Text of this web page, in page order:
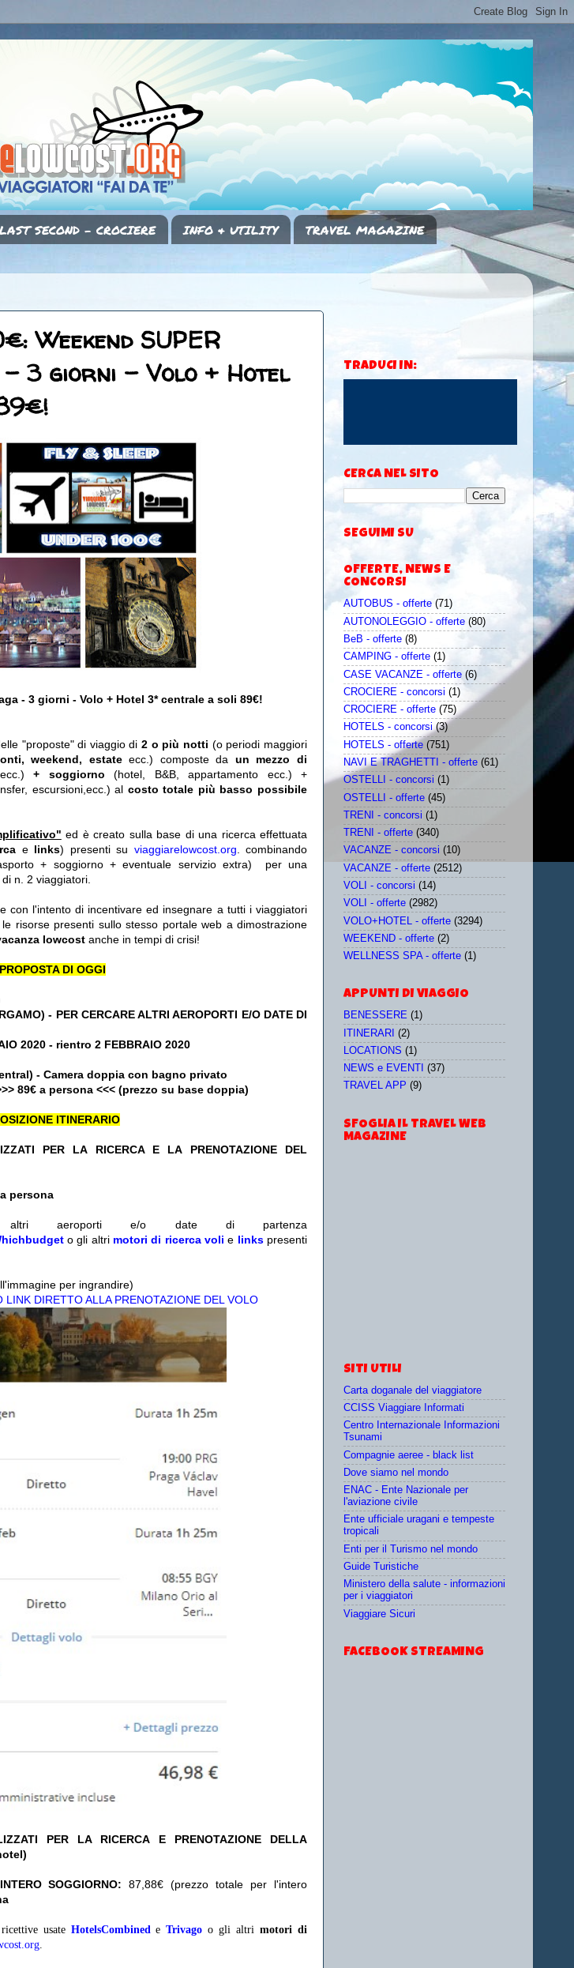
SECOND - CROCIERE INFO & UTILITY
TRAVEL MAGAZINE
Weekend SUPER
- 3 giorni - Volo + Hotel
- 3 giorni - Volo + Hotel 3* centrale a soli 89€!
"proposte" di viaggio di2 o più notti (o periodi maggiori
weekend, estateecc.) composte da un mezzo di
+ soggiorno (hotel, B&B, appartamento ecc.) +
escursioni,ecc.) al costo totale più basso possibile
ed è creato sulla base di una ricerca effettuata
e links) presenti su viaggiarelowcost.org . combinando
+ soggiorno + eventuale servizio extra)
per una
n. 2 viaggiatori.
con l'intento di incentivare ed insegnare a tutti i viaggiatori
risorse presenti sullo stesso portale web a dimostrazione
lowcost anche in tempi di crisi!
DI OGGI
- PER CERCARE ALTRI AEROPORTI E/O DATE DI
2020 - rientro 2 FEBBRAIO 2020
- Camera doppia con bagno privato
89€ a persona <<< (prezzo su base doppia)
ITINERARIO
PER LA RICERCA E LA PRENOTAZIONE DEL
persona
aeroporti e/o date di partenza
o gli altri motori di ricerca voli e linkspresenti
per ingrandire)
LINK DIRETTO ALLA PRENOTAZIONE DEL VOLO
PER LA RICERCA E PRENOTAZIONE DELLA
SOGGIORNO: 87,88€ (prezzo totale per l'intero
usate HotelsCombinedeTrivago o gli altrimotori di
.
TRADUCI IN:
CERCA NEL SITO
SEGUIMI SU
OFFERTE, NEWS E
CONCORSI
AUTOBUS - offerte (71)
AUTONOLEGGIO - offerte (80)
BeB - offerte (8)
CAMPING - offerte (1)
CASE VACANZE - offerte (6)
CROCIERE - concorsi (1)
CROCIERE - offerte (75)
HOTELS - concorsi (3)
HOTELS - offerte (751)
NAVI E TRAGHETTI - offerte (61)
OSTELLI - concorsi (1)
OSTELLI - offerte (45)
TRENI - concorsi (1)
TRENI - offerte (340)
VACANZE - concorsi (10)
VACANZE - offerte (2512)
VOLI - concorsi (14)
VOLI - offerte (2982)
VOLO+HOTEL - offerte (3294)
WEEKEND - offerte (2)
WELLNESS SPA - offerte (1)
APPUNTI DI VIAGGIO
BENESSERE (1)
ITINERARI (2)
LOCATIONS (1)
NEWS e EVENTI
(37)
TRAVEL APP (9)
SFOGLIA IL TRAVEL WEB
MAGAZINE
SITI UTILI
Carta doganale del viaggiatore
CCISS Viaggiare Informati
Centro Internazionale Informazioni
Tsunami
Compagnie aeree - black list
Dove siamo nel mondo
ENAC - Ente Nazionale per
l'aviazione civile
Ente ufficiale uragani e tempeste
tropicali
Enti per il Turismo nel mondo
Guide Turistiche
Ministero della salute - informazioni
per i viaggiatori
Viaggiare Sicuri
FACEBOOK STREAMING